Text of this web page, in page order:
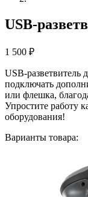
USB-
1 500 ₽
USB-
подключать
или флешка,
Упростите работу
оборудования!
Варианты товара: